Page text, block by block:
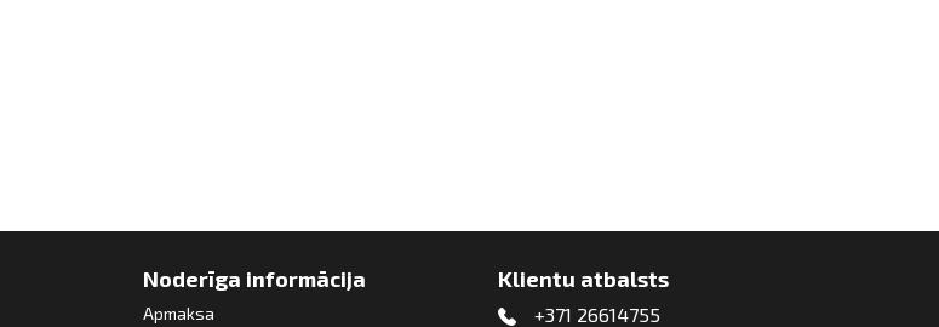
Noderīga informācija
Apmaksa
Klientu atbalsts
+371 26614755